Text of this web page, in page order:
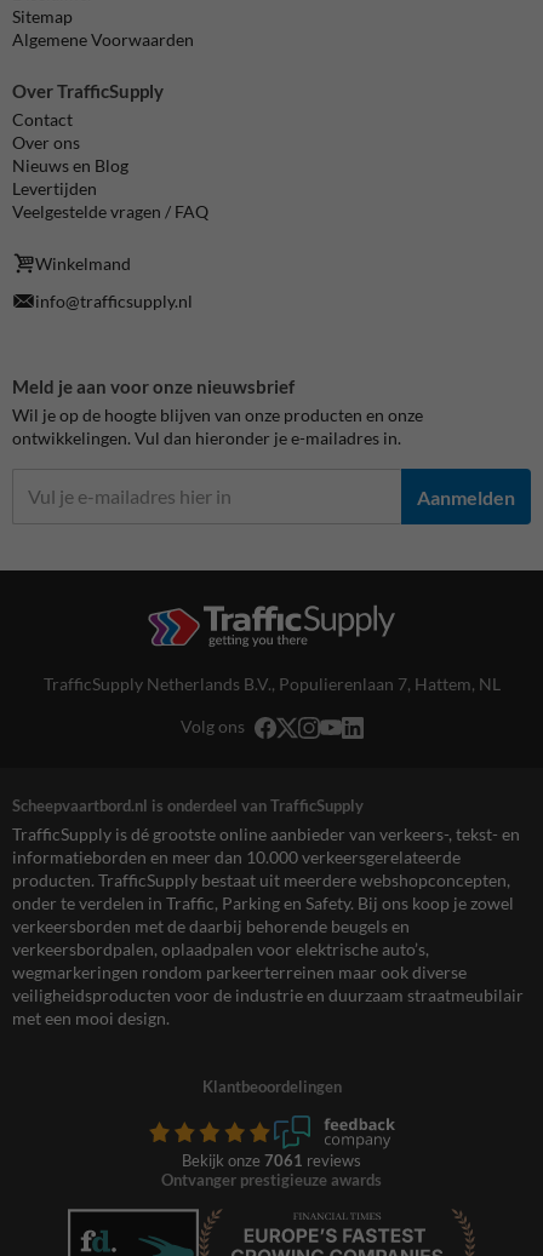
Sitemap
Algemene Voorwaarden
Over TrafficSupply
Contact
Over ons
Nieuws en Blog
Levertijden
Veelgestelde vragen / FAQ
Winkelmand
info@trafficsupply.nl
Meld je aan voor onze nieuwsbrief
Wil je op de hoogte blijven van onze producten en onze
ontwikkelingen. Vul dan hieronder je e-mailadres in.
Aanmelden
TrafficSupply Netherlands B.V., Populierenlaan 7, Hattem, NL
Volg ons
Scheepvaartbord.nl is onderdeel van TrafficSupply
TrafficSupply is dé grootste online aanbieder van verkeers-, tekst- en
informatieborden en meer dan 10.000 verkeersgerelateerde
producten. TrafficSupply bestaat uit meerdere webshopconcepten,
onder te verdelen in Traffic, Parking en Safety. Bij ons koop je zowel
verkeersborden met de daarbij behorende beugels en
verkeersbordpalen, oplaadpalen voor elektrische auto’s,
wegmarkeringen rondom parkeerterreinen maar ook diverse
veiligheidsproducten voor de industrie en duurzaam straatmeubilair
met een mooi design.
Klantbeoordelingen
Bekijk onze 7061 reviews
Ontvanger prestigieuze awards